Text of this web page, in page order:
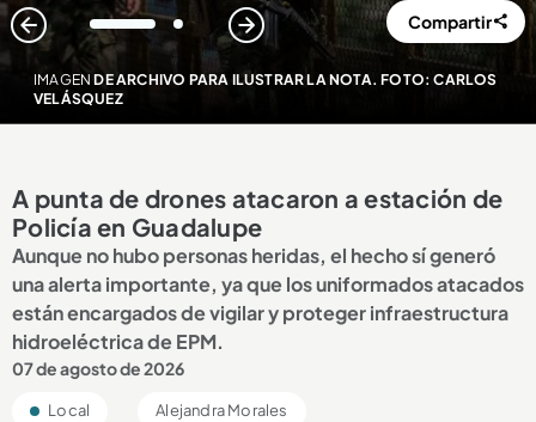
IMAGEN DE ARCHIVO PARA ILUSTRAR LA NOTA. FOTO: CARLOS
VELÁSQUEZ
1 2 Compartir
A punta de drones atacaron a estación de
Policía en Guadalupe
Aunque no hubo personas heridas, el hecho sí generó
una alerta importante, ya que los uniformados atacados
están encargados de vigilar y proteger infraestructura
hidroeléctrica de EPM.
07 de agosto de 2026
Local Alejandra Morales